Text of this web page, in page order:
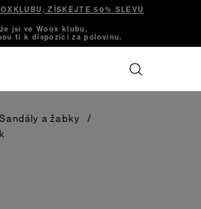
ZÍSKEJTE 50% SLEVU
jsi ve Woox klubu.
ti k dispozici za polovinu.
Sandály a žabky
/